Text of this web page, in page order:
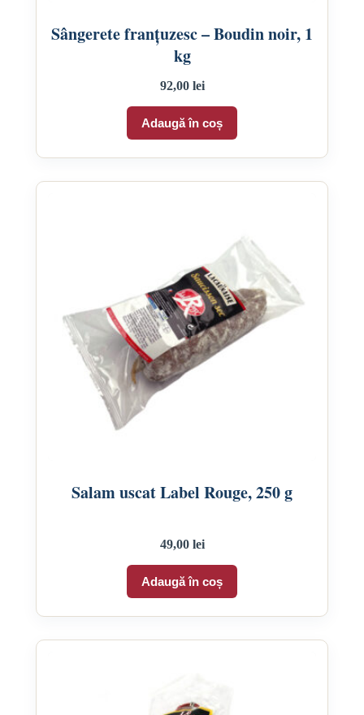
Sângerete franțuzesc – Boudin noir, 1
kg
92,00 lei
Adaugă în coș
Salam uscat Label Rouge, 250 g
49,00 lei
Adaugă în coș